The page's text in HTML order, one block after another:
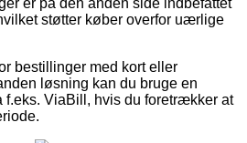
støtter køber overfor uærlige
bestillinger med kort eller
løsning kan du bruge en
f.eks. ViaBill, hvis du foretrækker at